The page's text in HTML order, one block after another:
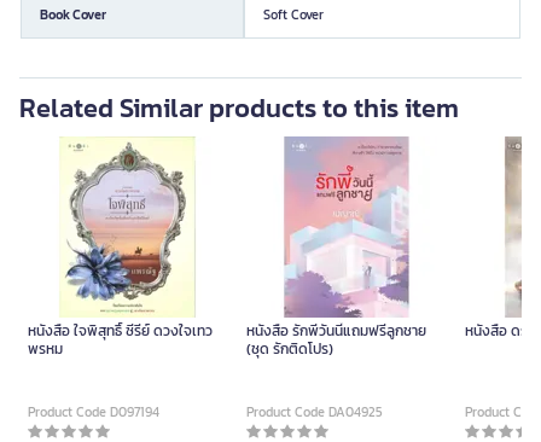
Book Cover Soft Cover
Related Similar products to this item
หนังสือ ใจพิสุทธิ์ ซีรีย์ ดวงใจเทว
พรหม
Product Code D097194
หนังสือ รักพี่วันนี้แถมฟรีลูกชาย
(ชุด รักติดโปร)
Product Code DA04925
หนังสือ ดร
Product